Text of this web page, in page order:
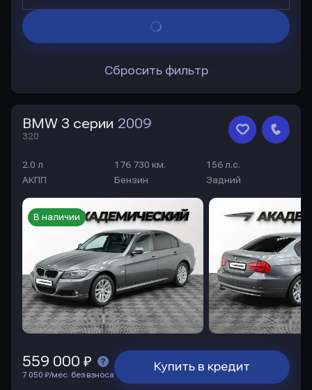
Сбросить фильтр
BMW 3 серии 2009
320
2.0 л 176 730 км.
156 л.с.
АКПП
Бензин Задний
В наличии
Купить в кредит
559 000 ₽
7 050 ₽/мес. без взноса